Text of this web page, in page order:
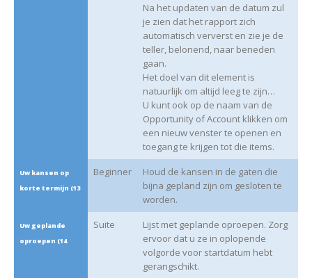
Na het updaten van de datum zul
je zien dat het rapport zich
automatisch ververst en zie je de
teller, belonend, naar beneden
gaan.
Het doel van dit element is
natuurlijk om altijd leeg te zijn…
U kunt ook op de naam van de
Opportunity of Account klikken om
een nieuw venster te openen en
toegang te krijgen tot die items.
Uw kansen op
korte termijn (13
Beginner
Houd de kansen in de gaten die
bijna gepland zijn om gesloten te
worden.
Uw geplande
oproepen (14
Suite
Lijst met geplande oproepen. Zorg
ervoor dat u ze in oplopende
volgorde voor startdatum hebt
gerangschikt.